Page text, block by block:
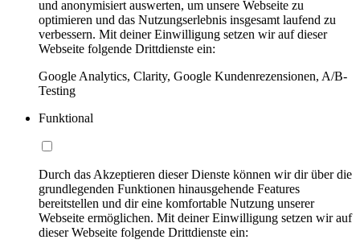
und anonymisiert auswerten, um unsere Webseite zu
optimieren und das Nutzungserlebnis insgesamt laufend zu
verbessern. Mit deiner Einwilligung setzen wir auf dieser
Webseite folgende Drittdienste ein:
Google Analytics, Clarity, Google Kundenrezensionen, A/B-
Testing
Funktional
Durch das Akzeptieren dieser Dienste können wir dir über die
grundlegenden Funktionen hinausgehende Features
bereitstellen und dir eine komfortable Nutzung unserer
Webseite ermöglichen. Mit deiner Einwilligung setzen wir auf
dieser Webseite folgende Drittdienste ein: